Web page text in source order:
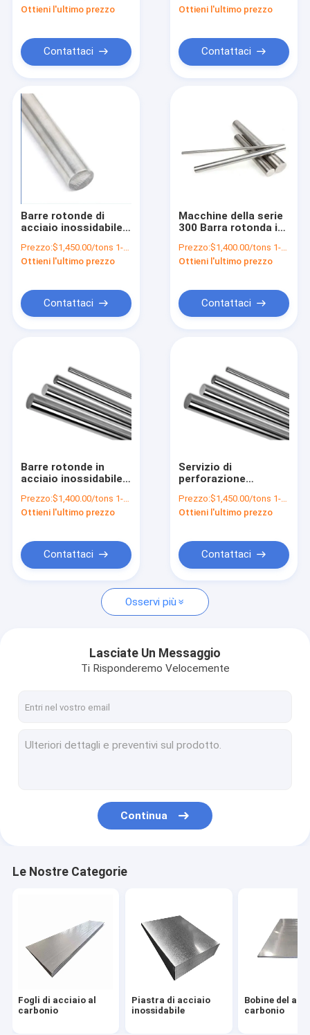
Prodotti
Video
Chi siamo
Contattaci
Richiedere un preventivo
Fogli di acciaio al carbonio
Bobine del acciaio al carbonio
Scoli di acciaio inossidabile
Tubo di acciaio
tubi di acciaio senza saldatura
nervatura a caldo per
calcestruzzo in
acciaio armato
GB1449 2-2007 Barre
Ottieni l'ultimo prezzo
Contattaci
rotonde rinforzate in
resistenti alla
corrosione
Ottieni l'ultimo prezzo
Contattaci
Barre rotonde di
acciaio inossidabile
a caldo per
applicazioni edilizie
Prezzo:$1,450.00/tons 1-19 tons
Ottieni l'ultimo prezzo
Contattaci
Macchine della serie
300 Barra rotonda in
mm Barra rotonda in
acciaio inossidabile
Prezzo:$1,400.00/tons 1-49 tons
Ottieni l'ultimo prezzo
Contattaci
Barre rotonde in
acciaio inossidabile
varie applicazioni
industriali
Prezzo:$1,400.00/tons 1-49 tons
Ottieni l'ultimo prezzo
Contattaci
Servizio di
perforazione
ASTM A193 B16
Barra rotonda in
inossidabile
Prezzo:$1,450.00/tons 1-49 tons
Ottieni l'ultimo prezzo
Contattaci
Osservi più
Lasciate Un Messaggio
Ti Risponderemo Velocemente
Continua
Le Nostre Categorie
Fogli di acciaio al
carbonio
Piastra di acciaio
inossidabile
Bobine del
carbonio